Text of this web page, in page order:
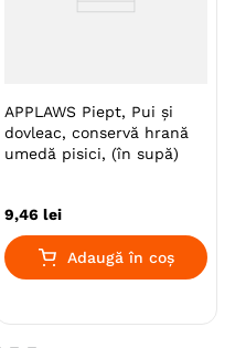
din ingrediente
Premium
APPLAWS Piept, Pui și
dovleac, conservă hrană
umedă pisici, (în supă)
9,46 lei
Adaugă în coș